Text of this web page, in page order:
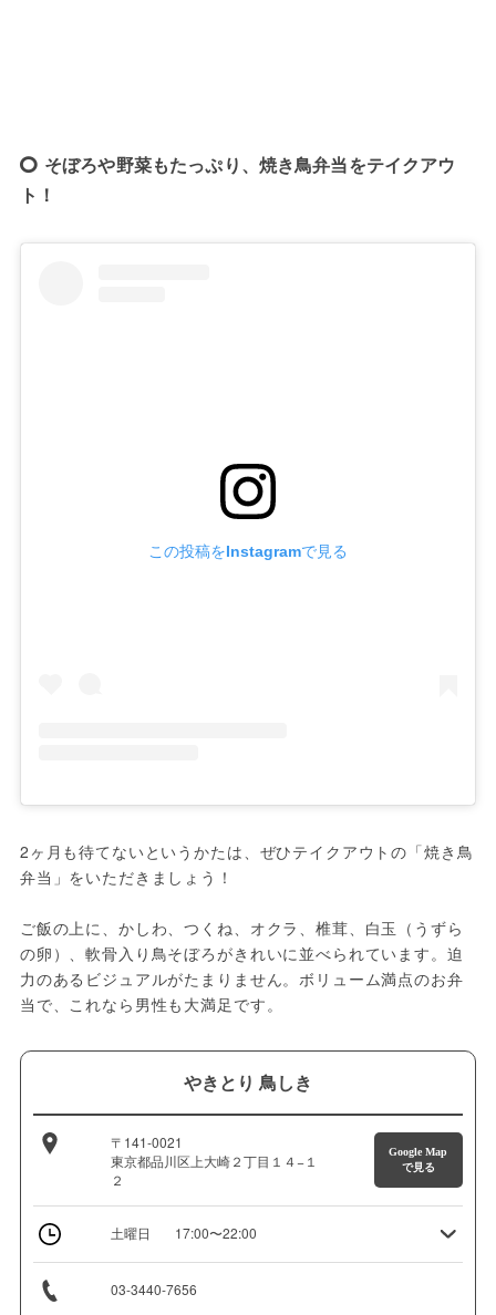
そぼろや野菜もたっぷり、焼き鳥弁当をテイクアウ
ト！
この投稿をInstagramで見る
2ヶ月も待てないというかたは、ぜひテイクアウトの「焼き鳥
弁当」をいただきましょう！
ご飯の上に、かしわ、つくね、オクラ、椎茸、白玉（うずら
の卵）、軟骨入り鳥そぼろがきれいに並べられています。迫
力のあるビジュアルがたまりません。ボリューム満点のお弁
当で、これなら男性も大満足です。
やきとり 鳥しき
〒141-0021
東京都品川区上大崎２丁目１４−１
２
Google Map
で見る
土曜日 17:00〜22:00
03-3440-7656